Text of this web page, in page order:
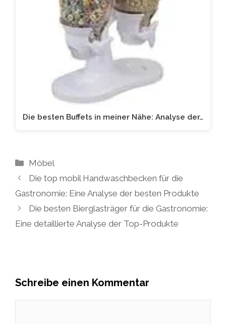
Die besten Buffets in meiner Nähe: Analyse der…
Kategorien
Möbel
Die top mobil Handwaschbecken für die
Gastronomie: Eine Analyse der besten Produkte
Die besten Bierglasträger für die Gastronomie:
Eine detaillierte Analyse der Top-Produkte
Schreibe einen Kommentar